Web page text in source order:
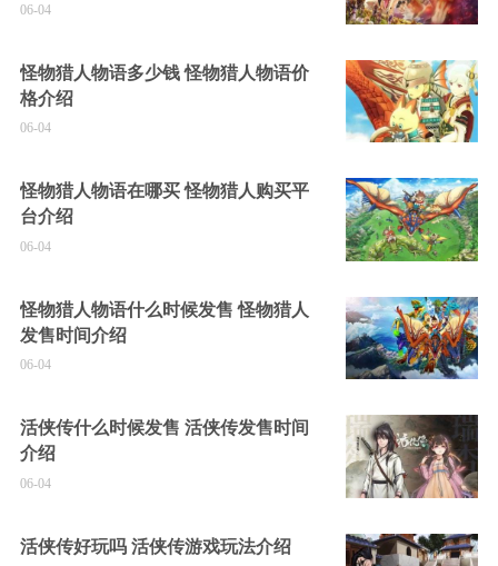
06-04
怪物猎人物语多少钱 怪物猎人物语价
格介绍
06-04
怪物猎人物语在哪买 怪物猎人购买平
台介绍
06-04
怪物猎人物语什么时候发售 怪物猎人
发售时间介绍
06-04
活侠传什么时候发售 活侠传发售时间
介绍
06-04
活侠传好玩吗 活侠传游戏玩法介绍